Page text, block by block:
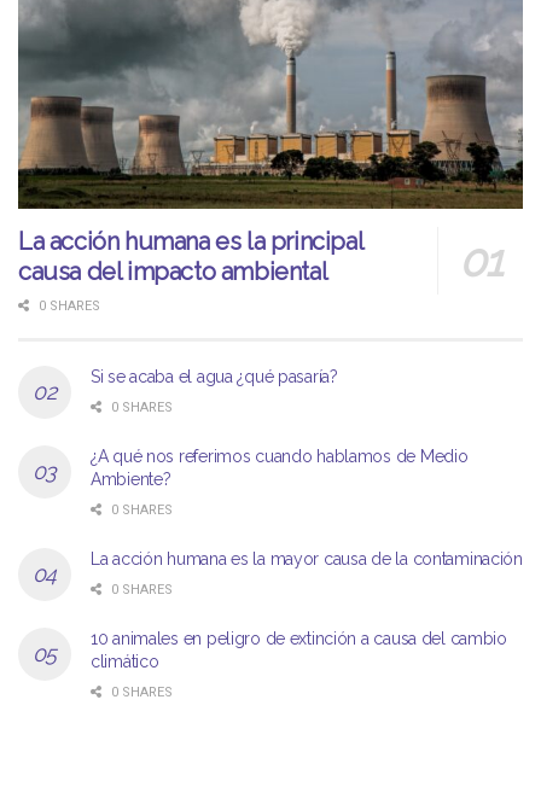
La acción humana es la principal
causa del impacto ambiental
0 SHARES
Si se acaba el agua ¿qué pasaría?
0 SHARES
¿A qué nos referimos cuando hablamos de Medio
Ambiente?
0 SHARES
La acción humana es la mayor causa de la contaminación
0 SHARES
10 animales en peligro de extinción a causa del cambio
climático
0 SHARES